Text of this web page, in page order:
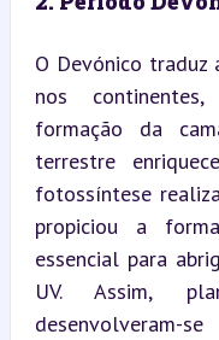
O Devónico traduz
nos
formação da
terrestre
fotossíntese
propiciou a
essencial para
UV. Assim,